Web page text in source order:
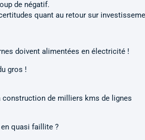
de négatif.
quant au retour sur
doivent alimentées en électricité !
gros !
de milliers kms de lignes
en quasi faillite ?